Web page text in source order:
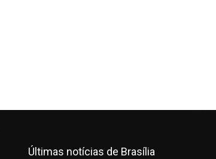
Últimas notícias de Brasília